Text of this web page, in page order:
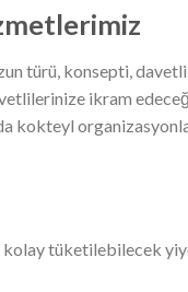
türü, konsepti,
ikram
kokteyl
tüketilebilecek